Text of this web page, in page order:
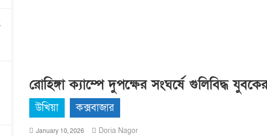
রোহিঙ্গা ক্যাম্পে দুপক্ষের সংঘর্ষে গুলিবিদ্ধ
উখিয়া কক্সবাজার
January 10, 2026 Doria Nagor